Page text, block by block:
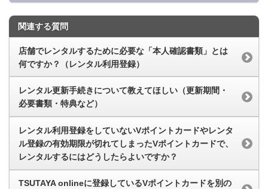
関連する質問
店舗でレンタルするために必要な「本人確認書類」とは
何ですか？（レンタル利用登録）
レンタル更新手続きについて教えてほしい（更新期間・
必要書類・特典など）
レンタル利用登録をしていないVポイントカードやレンタ
ル登録の有効期限が切れてしまったVポイントカードで、
レンタルするにはどうしたらよいですか？
TSUTAYA onlineに登録しているVポイントカードを別の